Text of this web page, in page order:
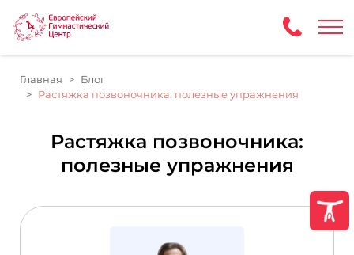
Главная
Блог
Растяжка позвоночника: полезные упражнения
Растяжка позвоночника:
полезные упражнения